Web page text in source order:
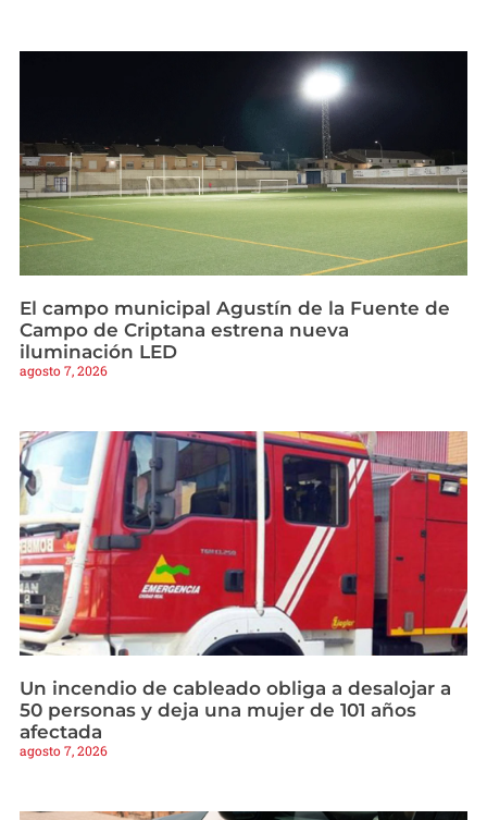
El campo municipal Agustín de la Fuente de
Campo de Criptana estrena nueva
iluminación LED
agosto 7, 2026
Un incendio de cableado obliga a desalojar a
50 personas y deja una mujer de 101 años
afectada
agosto 7, 2026